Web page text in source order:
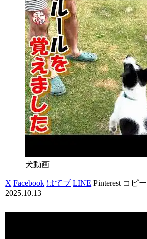
犬動画
X Facebook はてブ LINE Pinterest コピー
2025.10.13